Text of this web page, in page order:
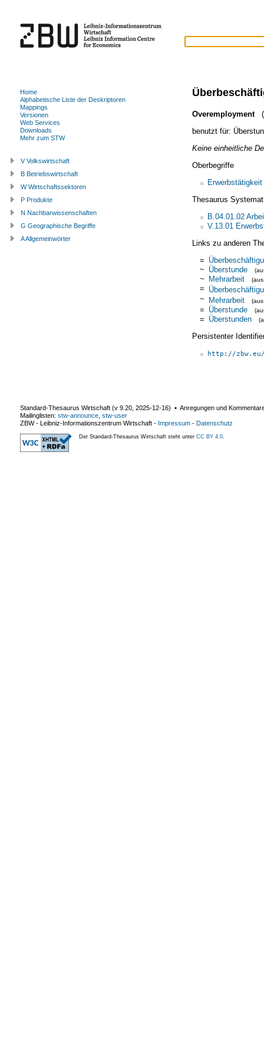
Overemployment
benutzt für:
Keine einheitliche
Oberbegriffe
Erwerbstätigkeit
Thesaurus
B.04.01.02
V.13.01
Links zu anderen
=
~ Überstunde
~ Mehrarbeit
=
~ Mehrarbeit
= Überstunde
= Überstunden
Persistenter
http://
Home
Alphabetische Liste der Deskriptoren
Mappings
Versionen
Web Services
Downloads
Mehr zum STW
V Volkswirtschaft
B Betriebswirtschaft
W Wirtschaftssektoren
P Produkte
N Nachbarwissenschaften
G Geographische Begriffe
A Allgemeinwörter
Standard-Thesaurus Wirtschaft (v 9.20 2025-12-16) ▪ Anregungen und
Mailinglisten: stw-announce stw-user
ZBW - Leibniz-Informationszentrum Wirtschaft - Impressum - Datenschutz
Der Standard-Thesaurus Wirtschaft steht unter CC BY 4.0